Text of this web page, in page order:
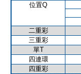
位置Q
二重彩
三重彩
單T
四連環
四重彩